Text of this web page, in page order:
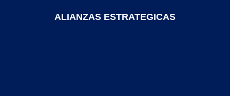
ALIANZAS ESTRATEGICAS